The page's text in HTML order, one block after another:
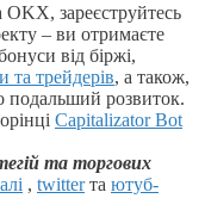
зареєструйтесь
– ви отримаєте
від біржі,
та трейдерів, а також,
подальший розвиток.
Capitalizator Bot
та торгових
, twitterта ютуб-